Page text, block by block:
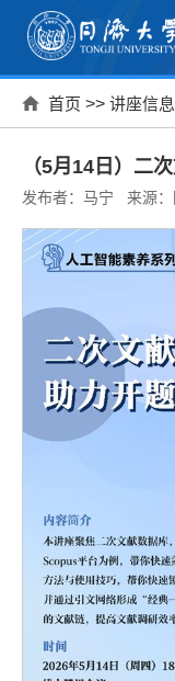
首页 >> 讲座信息
（5月14日）二
发布者：马宁 来源